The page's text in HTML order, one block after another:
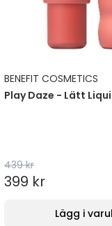
BENEFIT COSMETICS
Play Daze - Lätt
439 kr
399 kr
Lägg i